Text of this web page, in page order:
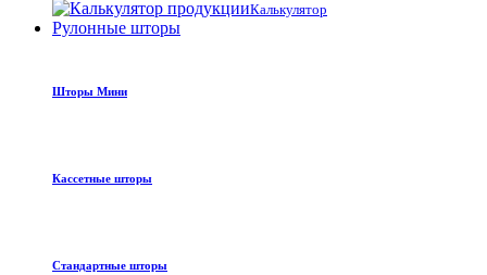
Калькулятор
Рулонные шторы
Шторы Мини
Кассетные шторы
Стандартные шторы